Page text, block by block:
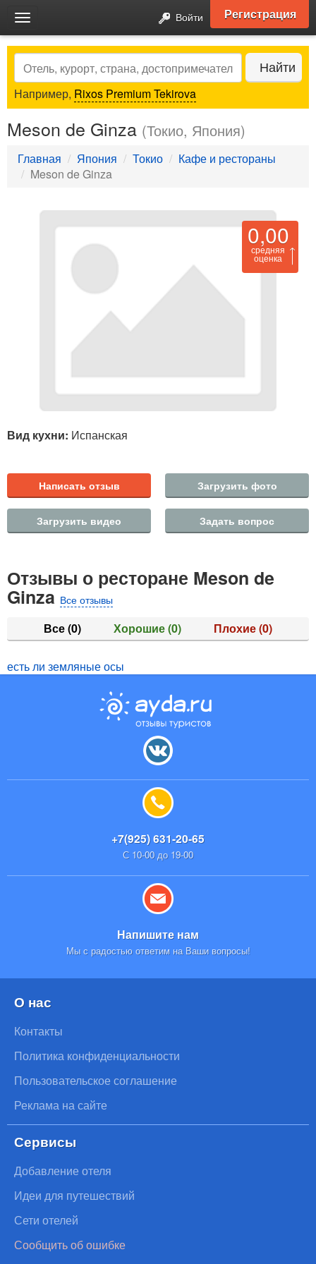
Toggle
navigation
Войти Регистрация
Search Найти
Например, Rixos Premium Tekirova
Meson de Ginza (Токио, Япония)
Главная Япония Токио
Кафе и рестораны
Meson de Ginza
0,00
средняя
оценка
Вид кухни: Испанская
Написать отзыв Загрузить фото
Загрузить видео Задать вопрос
Отзывы о ресторане Meson de
Ginza Все отзывы
Все(0) Хорошие(0) Плохие(0)
есть ли земляные осы
+7(925) 631-20-65
С 10-00 до 19-00
Напишите нам
Мы с радостью ответим на Ваши вопросы!
О нас
Контакты
Политика конфиденциальности
Пользовательское соглашение
Реклама на сайте
Сервисы
Добавление отеля
Идеи для путешествий
Сети отелей
Сообщить об ошибке